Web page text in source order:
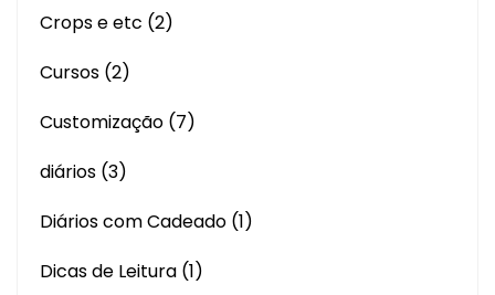
Crops e etc (2)
Cursos (2)
Customização (7)
diários (3)
Diários com Cadeado (1)
Dicas de Leitura (1)